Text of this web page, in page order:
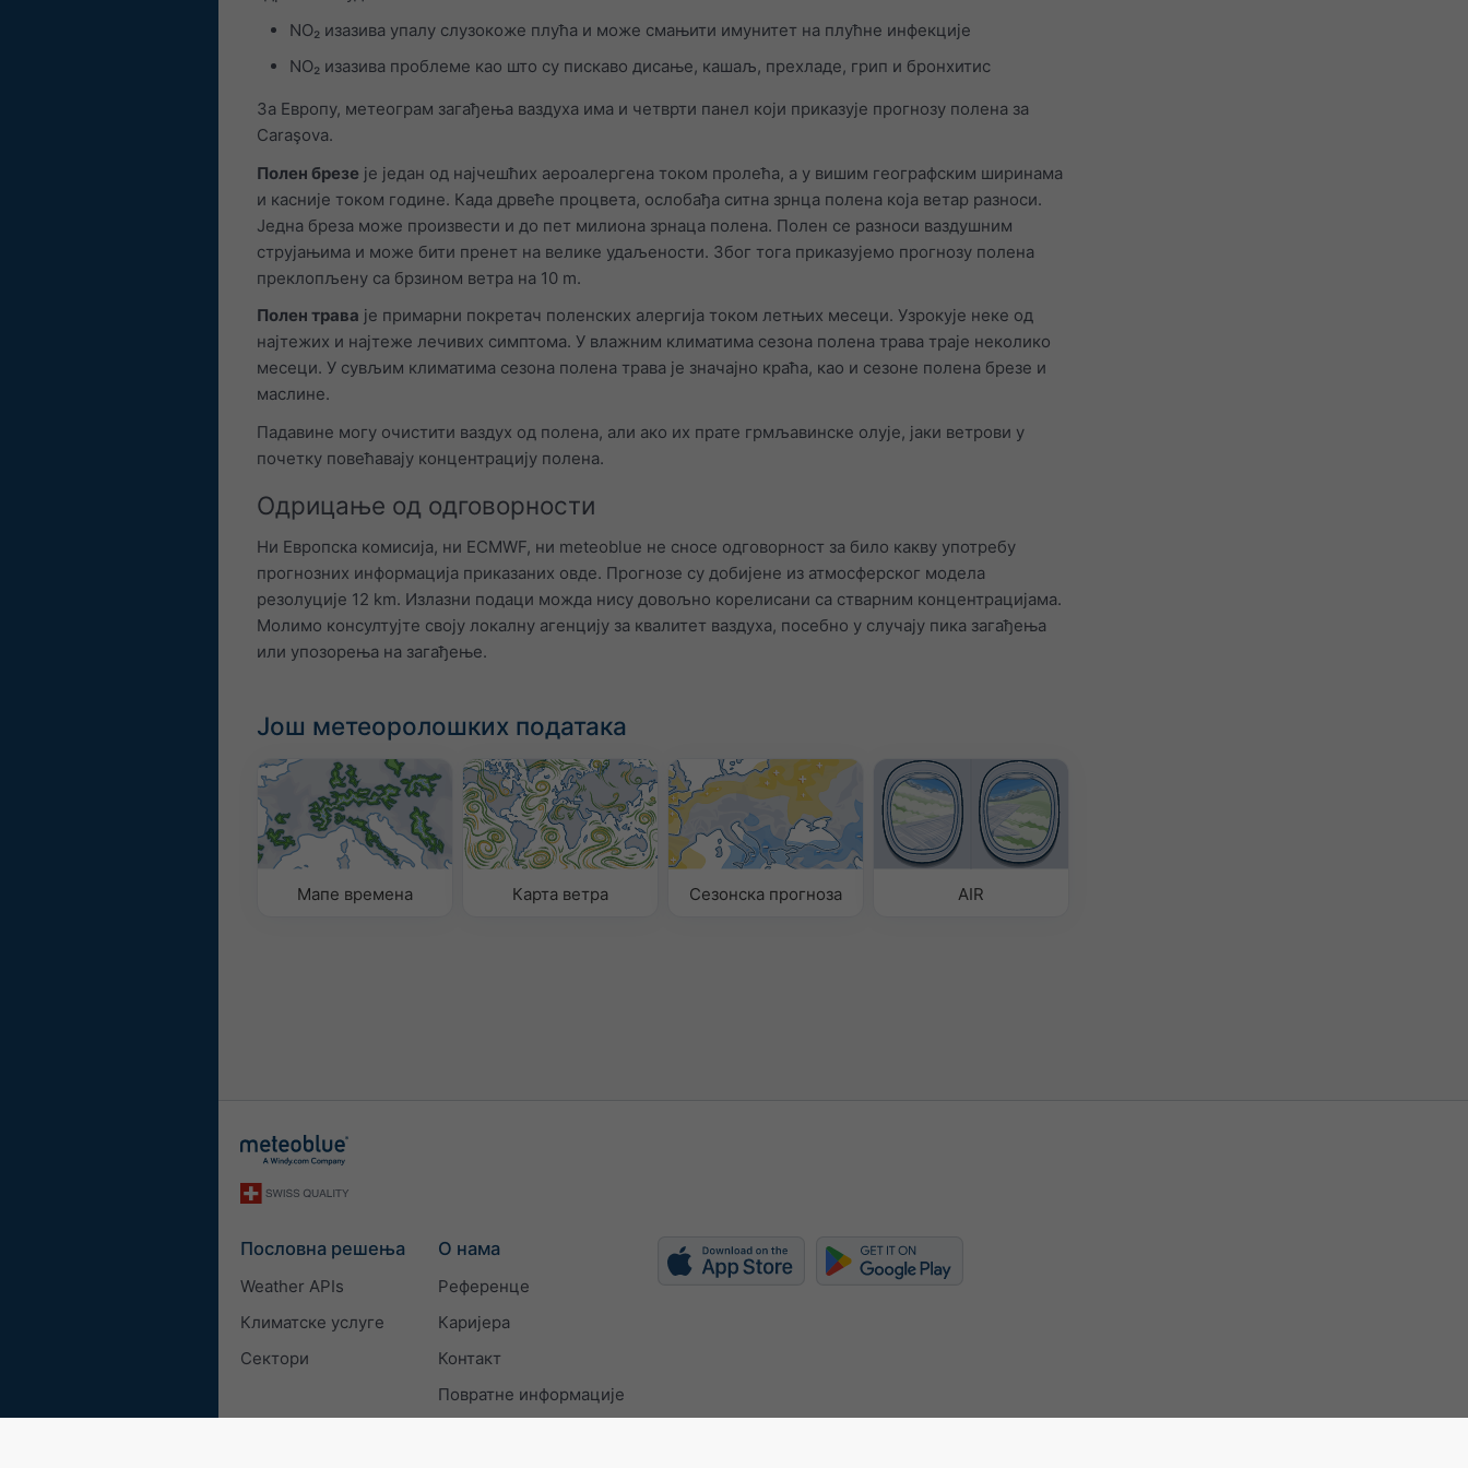
NO₂ изазива упалу слузокоже плућа и може смањити имунитет на плућне инфекције
NO₂ изазива проблеме као што су пискаво дисање, кашаљ, прехладе, грип и бронхитис
За Европу, метеограм загађења ваздуха има и четврти панел који приказује прогнозу полена за
Caraşova.
Полен брезе је један од најчешћих аероалергена током пролећа, а у вишим географским ширинама
и касније током године. Када дрвеће процвета, ослобађа ситна зрнца полена која ветар разноси.
Једна бреза може произвести и до пет милиона зрнаца полена. Полен се разноси ваздушним
струјањима и може бити пренет на велике удаљености. Због тога приказујемо прогнозу полена
преклопљену са брзином ветра на 10 m.
Полен трава је примарни покретач поленских алергија током летњих месеци. Узрокује неке од
најтежих и најтеже лечивих симптома. У влажним климатима сезона полена трава траје неколико
месеци. У сувљим климатима сезона полена трава је значајно краћа, као и сезоне полена брезе и
маслине.
Падавине могу очистити ваздух од полена, али ако их прате грмљавинске олује, јаки ветрови у
почетку повећавају концентрацију полена.
Одрицање од одговорности
Ни Европска комисија, ни ECMWF, ни meteoblue не сносе одговорност за било какву употребу
прогнозних информација приказаних овде. Прогнозе су добијене из атмосферског модела
резолуције 12 km. Излазни подаци можда нису довољно корелисани са стварним концентрацијама.
Молимо консултујте своју локалну агенцију за квалитет ваздуха, посебно у случају пика загађења
или упозорења на загађење.
Још метеоролошких података
Мапе времена Карта ветра Сезонска прогноза AIR
Пословна решења
Weather APIs
Климатске услуге
Сектори
О нама
Референце
Каријера
Контакт
Повратне информације